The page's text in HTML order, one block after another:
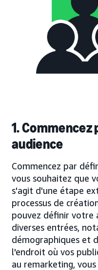
1.
audience
Commencez par
vous souhaitez que
s'agit d'une étape
processus de
pouvez définir votre
diverses entrées,
démographiques et
l'endroit où vos
au remarketing,